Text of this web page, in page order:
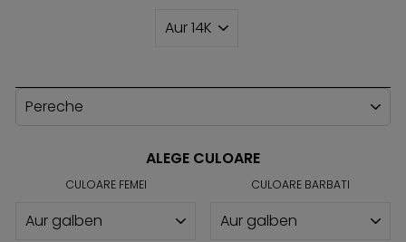
ALEGE CULOARE
CULOARE FEMEI CULOARE BARBATI